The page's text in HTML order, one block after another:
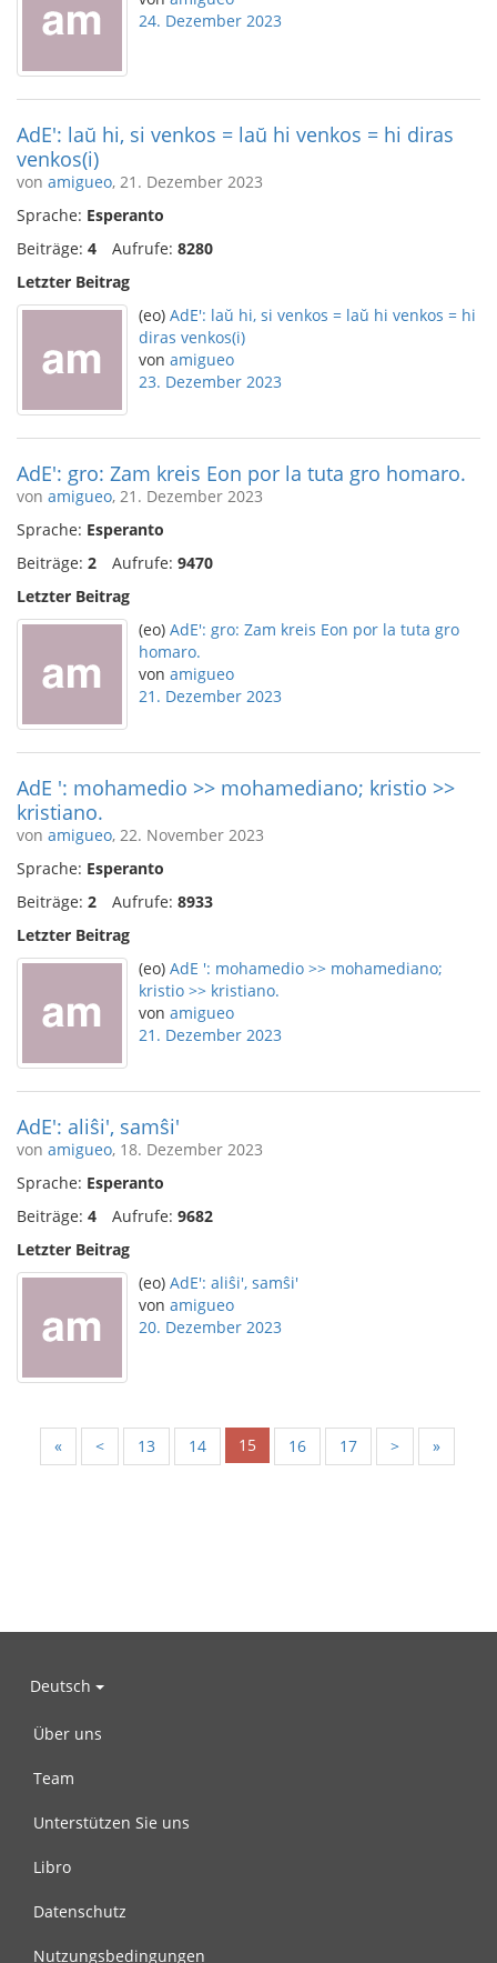
24. Dezember 2023
AdE': laŭ hi, si venkos = laŭ hi venkos = hi diras
venkos(i)
von amigueo, 21. Dezember 2023
Sprache: Esperanto
Beiträge: 4 Aufrufe: 8280
Letzter Beitrag
(eo) AdE': laŭ hi, si venkos = laŭ hi venkos = hi
diras venkos(i)
von amigueo
23. Dezember 2023
AdE': gro: Zam kreis Eon por la tuta gro homaro.
von amigueo, 21. Dezember 2023
Sprache: Esperanto
Beiträge: 2 Aufrufe: 9470
Letzter Beitrag
(eo) AdE': gro: Zam kreis Eon por la tuta gro
homaro.
von amigueo
21. Dezember 2023
AdE ': mohamedio >> mohamediano; kristio >>
kristiano.
von amigueo, 22. November 2023
Sprache: Esperanto
Beiträge: 2 Aufrufe: 8933
Letzter Beitrag
(eo) AdE ': mohamedio >> mohamediano;
kristio >> kristiano.
von amigueo
21. Dezember 2023
AdE': aliŝi', samŝi'
von amigueo, 18. Dezember 2023
Sprache: Esperanto
Beiträge: 4 Aufrufe: 9682
Letzter Beitrag
(eo) AdE': aliŝi', samŝi'
von amigueo
20. Dezember 2023
« < 13 14 15 16 17 > »
Deutsch
Über uns
Team
Unterstützen Sie uns
Libro
Datenschutz
Nutzungsbedingungen